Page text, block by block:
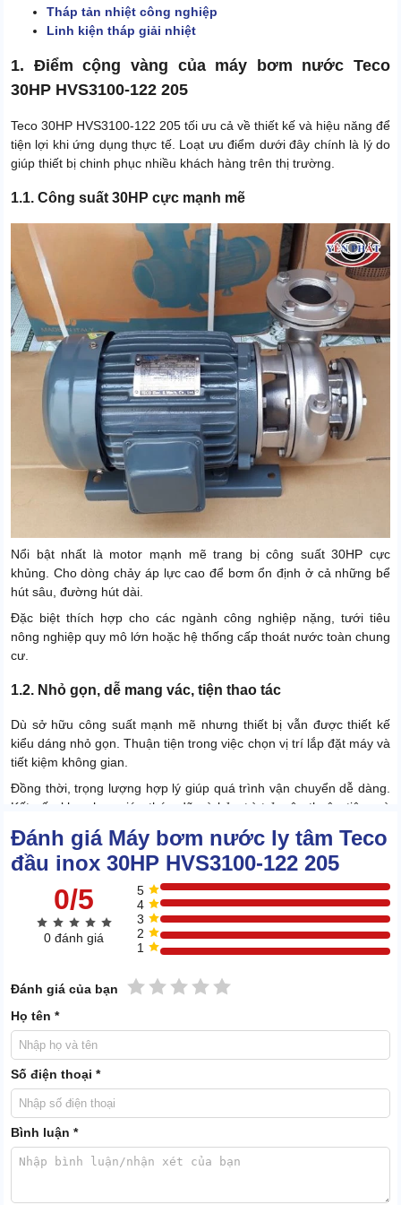
Tháp tản nhiệt công nghiệp
Linh kiện tháp giải nhiệt
1. Điểm cộng vàng của máy bơm nước Teco
30HP HVS3100-122 205
Teco 30HP HVS3100-122 205 tối ưu cả về thiết kế và hiệu năng để
tiện lợi khi ứng dụng thực tế. Loạt ưu điểm dưới đây chính là lý do
giúp thiết bị chinh phục nhiều khách hàng trên thị trường.
1.1. Công suất 30HP cực mạnh mẽ
Nổi bật nhất là motor mạnh mẽ trang bị công suất 30HP cực
khủng. Cho dòng chảy áp lực cao để bơm ổn định ở cả những bể
hút sâu, đường hút dài.
Đặc biệt thích hợp cho các ngành công nghiệp nặng, tưới tiêu
nông nghiệp quy mô lớn hoặc hệ thống cấp thoát nước toàn chung
cư.
1.2. Nhỏ gọn, dễ mang vác, tiện thao tác
Dù sở hữu công suất mạnh mẽ nhưng thiết bị vẫn được thiết kế
kiểu dáng nhỏ gọn. Thuận tiện trong việc chọn vị trí lắp đặt máy và
tiết kiệm không gian.
Đồng thời, trọng lượng hợp lý giúp quá trình vận chuyển dễ dàng.
Kết cấu khoa học giúp tháo dỡ và bảo trì trở nên thuận tiện mà
không cần nhiều thiết bị hỗ trợ.
1.3. Hiệu suất vượt trội, bơm hút liên tục
Đánh giá Máy bơm nước ly tâm Teco
đầu inox 30HP HVS3100-122 205
0/5
0 đánh giá
5
4
3
2
1
Đánh giá của bạn 5 sao
4 sao
3 sao
2 sao
1 sao
Họ tên *
Số điện thoại *
Bình luận *